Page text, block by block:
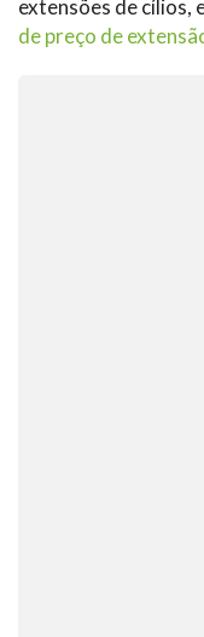
extensões de cílios,
de preço de